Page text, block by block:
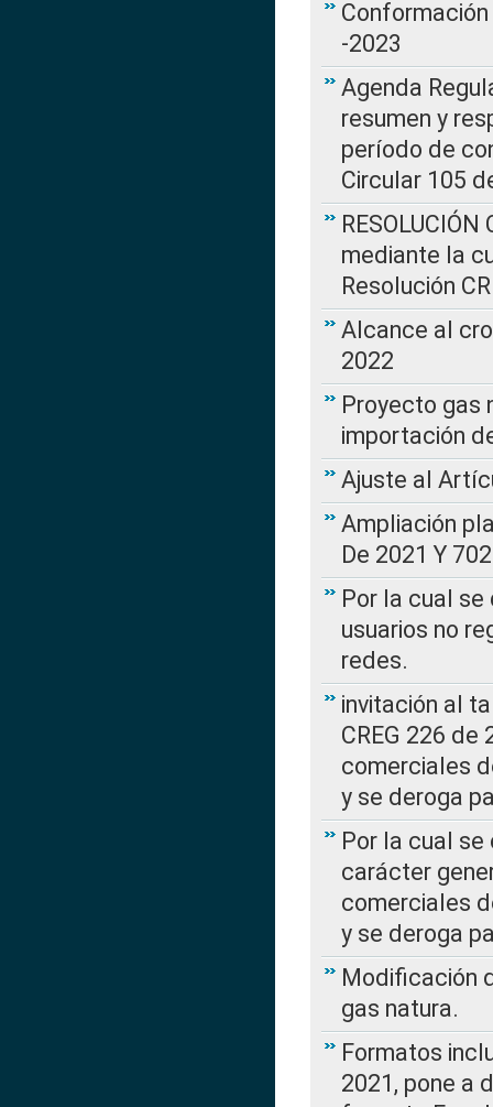
-2023
Agenda
resumen y
período de
Circular 105
mediante la
Resolución
Alcance al
2022
Proyecto gas
importación
Ajuste al
Ampliación
De 2021 Y
Por la cual
usuarios no
redes.
invitación al
CREG 226
comerciales
y se deroga
Por la cual
carácter
comerciales
y se deroga
Modificación
gas natura.
Formatos
2021, pone a